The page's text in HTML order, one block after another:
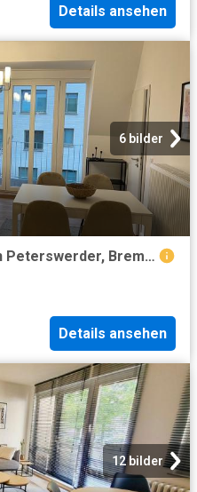
Details ansehen
6 bilder
Central Loft Flat in Bremen Peterswerder, Bremen Amsterdam Apartments for Rent
Details ansehen
12 bilder